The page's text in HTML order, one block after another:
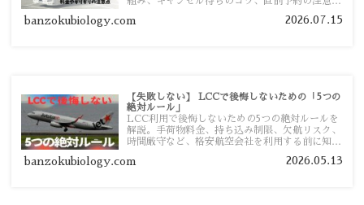
banzokubiology.com 2026.07.15
【失敗しない】 LCCで後悔しないための「5つの
絶対ルール」
LCC利用で後悔しないための5つの絶対ルールを
解説。手荷物料金、持ち込み制限、欠航リスク、
時間厳守など、格安航空会社を利用する前に知っ
す。
banzokubiology.com 2026.05.13